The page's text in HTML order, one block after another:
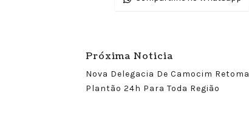
Próxima Noticia
Nova Delegacia De Camocim Retoma
Plantão 24h Para Toda Região